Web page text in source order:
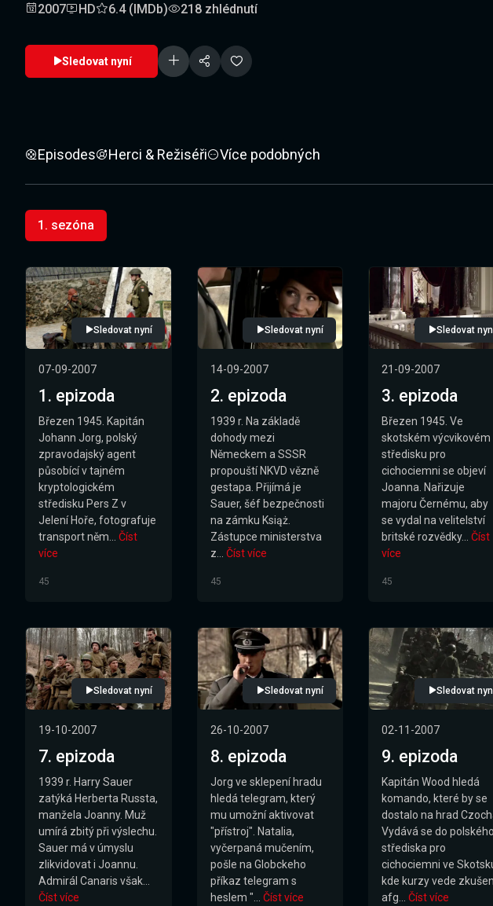
2007 HD 6.4 (IMDb) 218 zhlédnutí
Sledovat nyní
Episodes Herci & Režiséři Více podobných
1. sezóna
Sledovat nyní
07-09-2007
1. epizoda
Březen 1945. Kapitán
Johann Jorg, polský
zpravodajský agent
působící v tajném
kryptologickém
středisku Pers Z v
Jelení Hoře, fotografuje
transport něm...
Číst
více
45
Sledovat nyní
14-09-2007
2. epizoda
1939 r. Na základě
dohody mezi
Německem a SSSR
propouští NKVD vězně
gestapa. Přijímá je
Sauer, šéf bezpečnosti
na zámku Książ.
Zástupce ministerstva
z...
Číst více
45
Sledovat
21-09-2007
3. epizoda
Březen 1945. Ve
skotském výcvikovém
středisku pro
cichociemni se objeví
Joanna. Nařizuje
majoru Černému, aby
se vydal na velitelství
britské rozvědky...
Číst
více
45
Sledovat nyní
19-10-2007
7. epizoda
1939 r. Harry Sauer
zatýká Herberta Russta,
manžela Joanny. Muž
umírá zbitý při výslechu.
Sauer má v úmyslu
zlikvidovat i Joannu.
Admirál Canaris však...
Číst více
Sledovat nyní
26-10-2007
8. epizoda
Jorg ve sklepení hradu
hledá telegram, který
mu umožní aktivovat
"přístroj". Natalia,
vyčerpaná mučením,
pošle na Globckeho
příkaz telegram s
heslem "...
Číst více
Sledovat
02-11-2007
9. epizoda
Kapitán Wood hledá
komando, které by se
dostalo na hrad
Vydává se do polského
střediska pro
cichociemni ve
kde kurzy vede
afg...
Číst více